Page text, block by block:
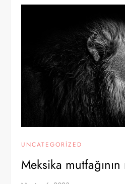
UNCATEGORIZED
Meksika